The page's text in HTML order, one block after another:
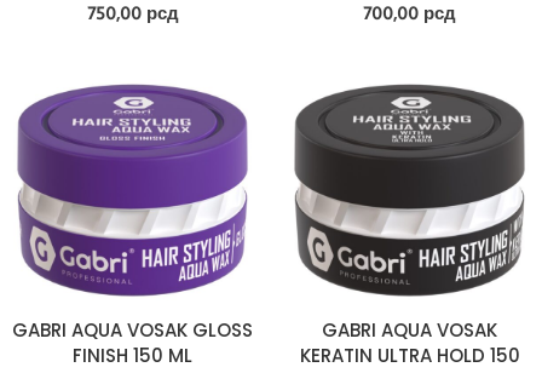
750,00 рсд 700,00 рсд
GABRI AQUA VOSAK GLOSS
FINISH 150 ML
GABRI AQUA VOSAK
KERATIN ULTRA HOLD 150